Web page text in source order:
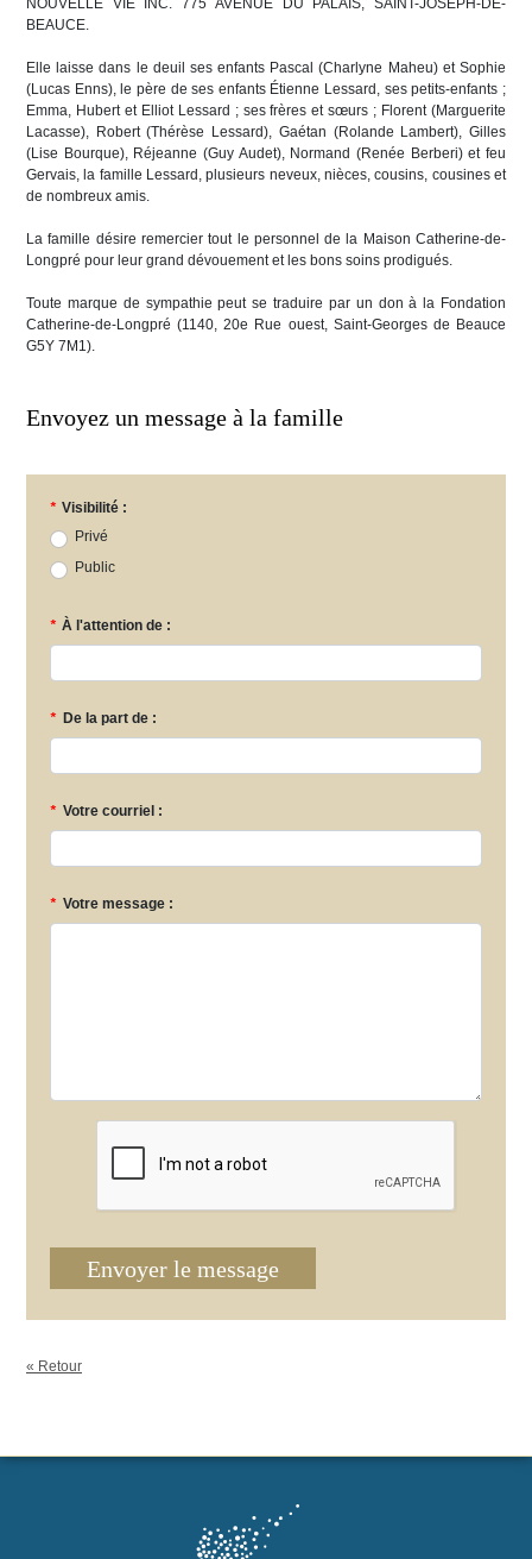
NOUVELLE VIE INC. 775 AVENUE DU PALAIS, SAINT-JOSEPH-DE-
BEAUCE.
Elle laisse dans le deuil ses enfants Pascal (Charlyne Maheu) et Sophie
(Lucas Enns), le père de ses enfants Étienne Lessard, ses petits-enfants ;
Emma, Hubert et Elliot Lessard ; ses frères et sœurs ; Florent (Marguerite
Lacasse), Robert (Thérèse Lessard), Gaétan (Rolande Lambert), Gilles
(Lise Bourque), Réjeanne (Guy Audet), Normand (Renée Berberi) et feu
Gervais, la famille Lessard, plusieurs neveux, nièces, cousins, cousines et
de nombreux amis.
La famille désire remercier tout le personnel de la Maison Catherine-de-
Longpré pour leur grand dévouement et les bons soins prodigués.
Toute marque de sympathie peut se traduire par un don à la Fondation
Catherine-de-Longpré (1140, 20e Rue ouest, Saint-Georges de Beauce
G5Y 7M1).
Envoyez un message à la famille
* Visibilité :
Privé
Public
* À l'attention de :
* De la part de :
* Votre courriel :
* Votre message :
Envoyer le message
« Retour